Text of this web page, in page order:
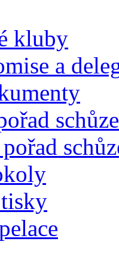
kluby
a
schůze